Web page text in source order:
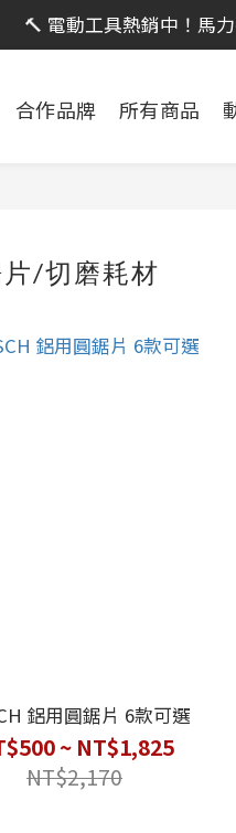
活動｜全館消費滿 NT$599
🔨 電動工具熱銷中！馬
合作品牌 所有商品
/切磨耗材
鋁用圓鋸片 6款可選
~ NT$1,825
NT$2,170